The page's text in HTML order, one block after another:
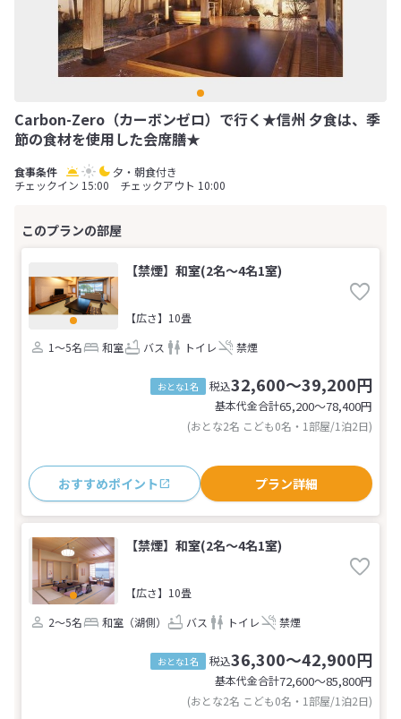
Carbon-Zero（カーボンゼロ）で行く★信州 夕食は、季
節の食材を使用した会席膳★
夕・朝食付き
チェックイン 15:00 チェックアウト 10:00
【禁煙】和室(2名～4名1室)
【広さ】10畳
1～5名
和室 バス トイレ 禁煙
おとな1名 税込32,600～39,200円
基本代金合計65,200〜78,400円
(おとな2名 こども0名・1部屋/1泊2日)
おすすめポイント プラン詳細
【禁煙】和室(2名～4名1室)
【広さ】10畳
2～5名
和室（湖側） バス トイレ 禁煙
おとな1名 税込36,300～42,900円
基本代金合計72,600〜85,800円
(おとな2名 こども0名・1部屋/1泊2日)